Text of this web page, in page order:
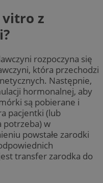
vitro z
rozpoczyna się
która przechodzi
Następnie,
hormonalnej, aby
są pobierane i
pacjentki (lub
potrzeba) w
powstałe zarodki
transfer zarodka do